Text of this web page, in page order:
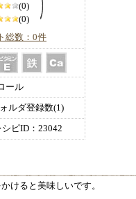
(0)
(0)
総数：0件
ール
ルダ登録数(1)
シピID：23042
けると美味しいです。